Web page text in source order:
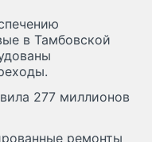
в Тамбовской
277 миллионов
ремонты